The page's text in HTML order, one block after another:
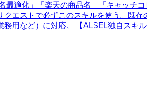
適化」「楽天の商品名」「キャッチ
エストで必ずこのスキルを使う。既
用など）に対応。 【ALSEL独自スキ